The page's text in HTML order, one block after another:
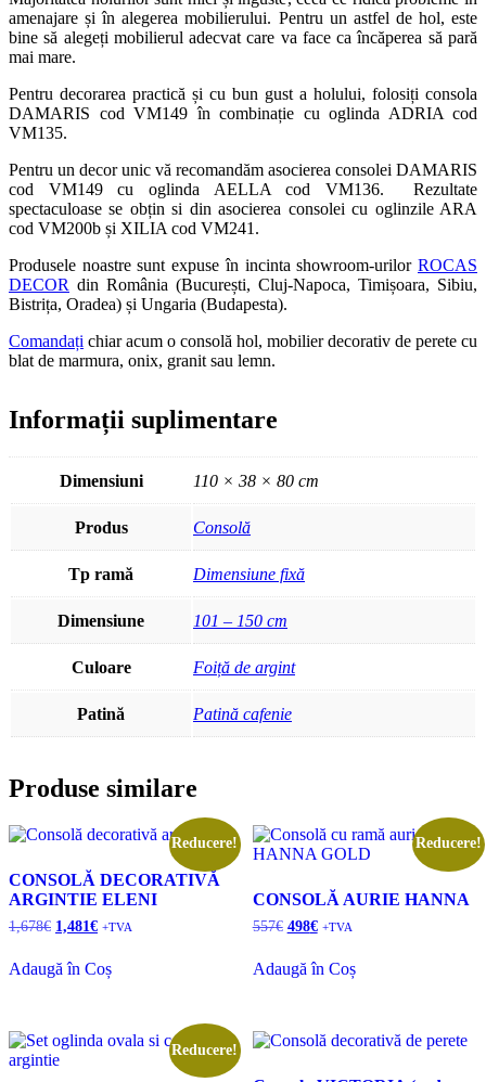
amenajare și în alegerea mobilierului. Pentru un astfel de hol, este
bine să alegeți mobilierul adecvat care va face ca încăperea să pară
mai mare.
Pentru decorarea practică și cu bun gust a holului, folosiți consola
DAMARIS cod VM149 în combinație cu oglinda ADRIA cod
VM135.
Pentru un decor unic vă recomandăm asocierea consolei DAMARIS
cod VM149 cu oglinda AELLA cod VM136. Rezultate
spectaculoase se obțin si din asocierea consolei cu oglinzile ARA
cod VM200b și XILIA cod VM241.
Produsele noastre sunt expuse în incinta showroom-urilor ROCAS
DECOR din România (București, Cluj-Napoca, Timișoara, Sibiu,
Bistrița, Oradea) și Ungaria (Budapesta).
Comandați chiar acum o consolă hol, mobilier decorativ de perete cu
blat de marmura, onix, granit sau lemn.
Informații suplimentare
Dimensiuni 110 × 38 × 80 cm
Produs Consolă
Tp ramă Dimensiune fixă
Dimensiune 101 – 150 cm
Culoare Foiță de argint
Patină Patină cafenie
Produse similare
Reducere!
CONSOLĂ DECORATIVĂ
ARGINTIE ELENI
1,678€ Prețul
a
fost:
1,481€Prețul
1,481€.
+TVA
Adaugă în Coș
Reducere!
CONSOLĂ AURIE HANNA
557€ Prețul
fost:
498€Prețul
este:
498€.
+TVA
Adaugă în Coș
Reducere!